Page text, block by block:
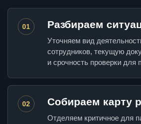
01 Разбираем
Уточняем вид
сотрудников, текущую
и срочность проверки для
02 Собираем карту
Отделяем критичное для